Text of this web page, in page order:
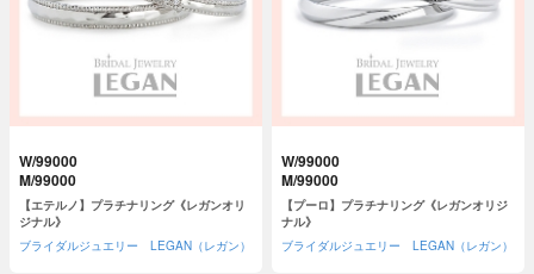
W/99000
M/99000
【エテルノ】プラチナリング《レガンオリ
ジナル》
ブライダルジュエリー LEGAN（レガン）
W/99000
M/99000
【プーロ】プラチナリング《レガンオリジ
ナル》
ブライダルジュエリー LEGAN（レガン）